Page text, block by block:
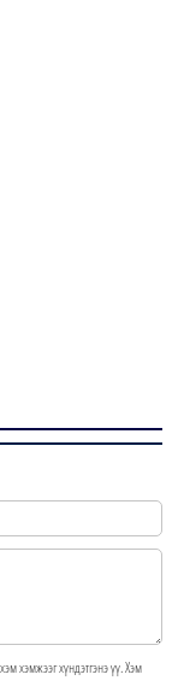
хэмжээг хүндэтгэнэ үү. Хэм